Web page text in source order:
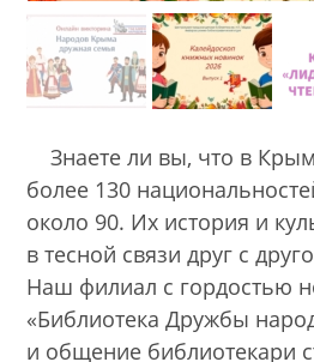
Знаете ли вы, что в
более 130
около 90. Их история и
в тесной связи друг с
Наш филиал с гордостью
«Библиотека Дружбы
и общение библиотекари